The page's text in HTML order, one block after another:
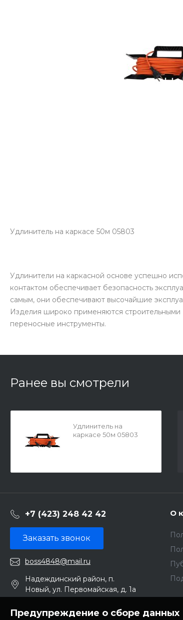
Удлинитель на каркасе 50м 05803
Удлинители на каркасной основе успешно
контактом обеспечивает безопасность
самым, они обеспечивают высочайшие
Изделия широко применяются
переносные инструменты.
Ранее вы смотрели
Удлинитель на
каркасе 50м 05803
+7 (423) 248 42 42
Заказать звонок
boss4848@mail.ru
Надеждинский район, п.
Новый, ул. Первомайская, д. 1а
О
Предупреждение о сборе данных